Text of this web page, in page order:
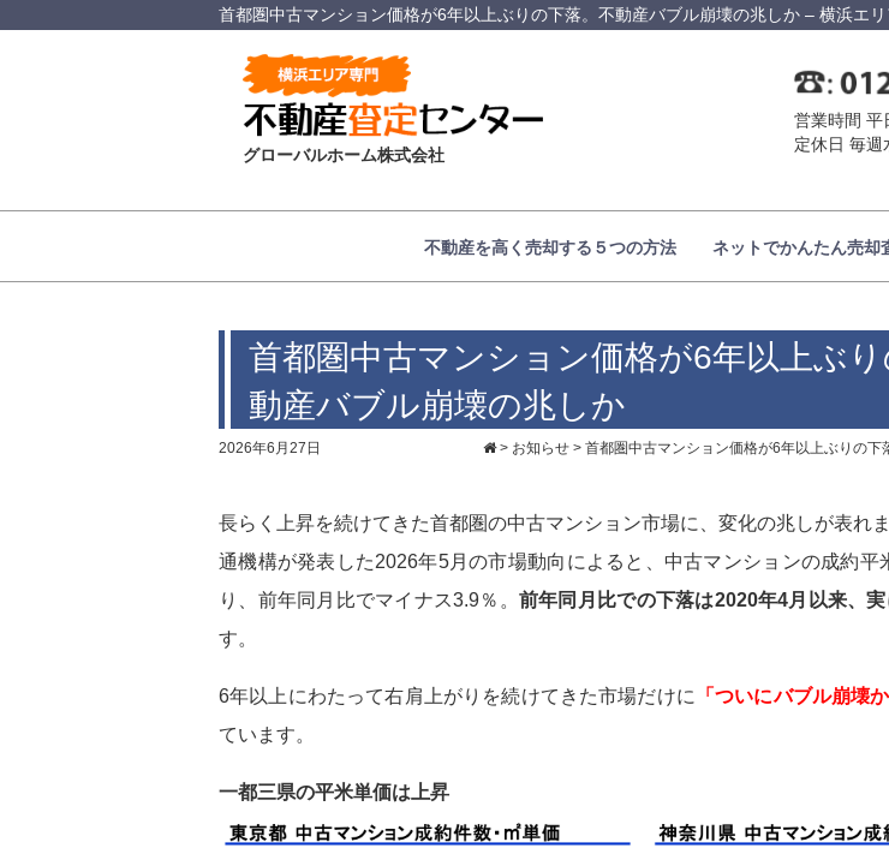
首都圏中古マンション価格が6年以上ぶりの下落。不動産バブル崩壊の兆しか – 横浜エ
グローバルホーム株式会社
営業時間
定休日 毎週
不動産を高く売却する５つの方法 ネットでかんたん売却
首都圏中古マンション価格が6年以上ぶ
動産バブル崩壊の兆しか
> お知らせ > 首都圏中古マンション価格が6年以上ぶりの下
2026年6月27日
長らく上昇を続けてきた首都圏の中古マンション市場に、変化の兆しが表れ
通機構が発表した2026年5月の市場動向によると、中古マンションの成約平
り、前年同月比でマイナス3.9％。 前年同月比での下落は2020年4月以来、
す。
6年以上にわたって右肩上がりを続けてきた市場だけに 「ついにバブル崩壊か
ています。
一都三県の平米単価は上昇